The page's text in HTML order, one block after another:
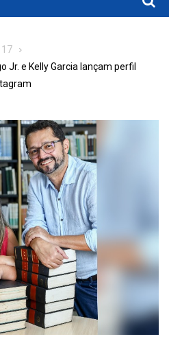
17
Jr. e Kelly Garcia lançam perfil